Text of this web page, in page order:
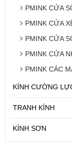
PMINK CỬA
PMINK CỬA
PMINK CỬA
PMINK CỬA
PMINK CÁC
KÍNH CƯỜNG
TRANH KÍNH
KÍNH SƠN